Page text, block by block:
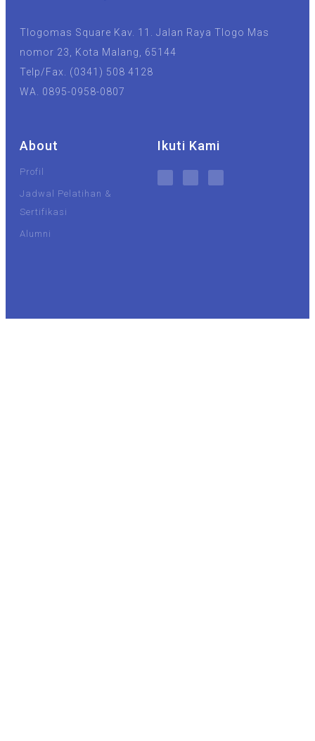
Tlogomas Square Kav. 11. Jalan Raya Tlogo Mas
nomor 23, Kota Malang, 65144
Telp/Fax. (0341) 508 4128
WA. 0895-0958-0807
About
Profil
Jadwal Pelatihan &
Sertifikasi
Alumni
Ikuti Kami